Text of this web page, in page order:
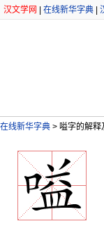
汉文学网 在线新华字典
在线新华字典 > 嗌字的解释